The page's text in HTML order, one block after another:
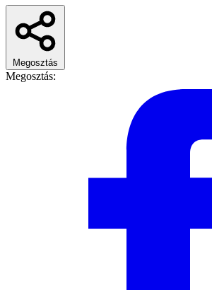
Megosztás
Megosztás: